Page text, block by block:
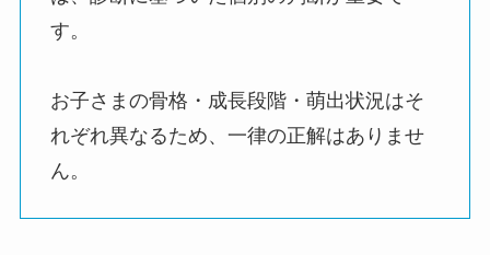
す。
お子さまの骨格・成長段階・萌出状況はそ
れぞれ異なるため、一律の正解はありませ
ん。